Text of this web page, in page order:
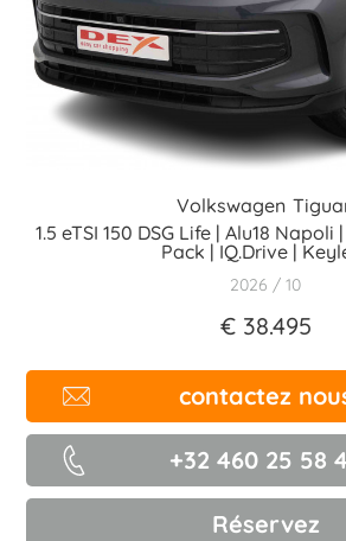
Volkswagen
1.5 eTSI 150 DSG Life | Alu18 Napoli
Pack | IQ.Drive |
2026 10
€ 38.495
contactez
+32 460 25 58
Réservez